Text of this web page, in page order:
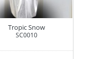
Tropic Snow
SC0010